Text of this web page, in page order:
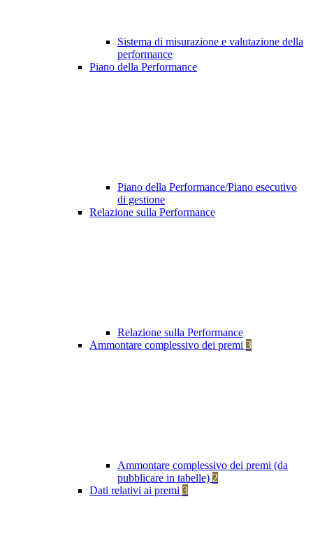
Sistema di misurazione e valutazione della
performance
Piano della Performance
Piano della Performance/Piano esecutivo
di gestione
Relazione sulla Performance
Relazione sulla Performance
Ammontare complessivo dei premi 3
Ammontare complessivo dei premi (da
pubblicare in tabelle) 2
Dati relativi ai premi 3